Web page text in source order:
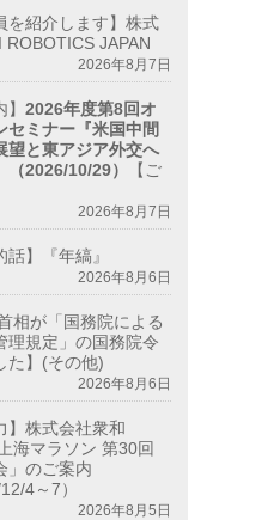
を紹介します】株式
ROBOTICS JAPAN
2026年8月7日
】2026年度第8回オ
セミナー『米国中間
望と東アジア外交へ
（2026/10/29）
【ご
2026年8月7日
話】『年縞』
2026年8月6日
相が「国務院による
理規定」の国務院令
た】(その他)
2026年8月6日
】株式会社衆和
海マラソン 第30回
」のご案内
4～7）
2026年8月5日